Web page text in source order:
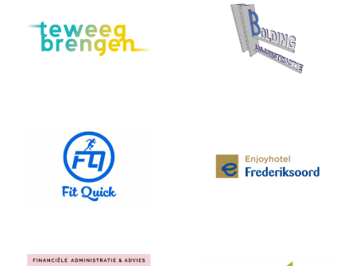
Bolding
EnjoyhotelFrederik
soord
Fit Quick
teweegbrengen